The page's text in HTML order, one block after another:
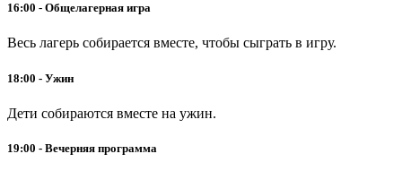
16:00 - Общелагерная игра
Весь лагерь собирается вместе, чтобы сыграть в игру.
18:00 - Ужин
Дети собираются вместе на ужин.
19:00 - Вечерняя программа